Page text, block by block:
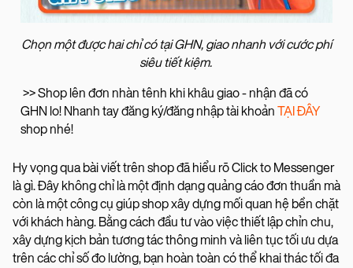
Chọn một được hai chỉ có tại GHN, giao nhanh với cước phí
siêu tiết kiệm.
>> Shop lên đơn nhàn tênh khi khâu giao - nhận đã có
GHN lo! Nhanh tay đăng ký/đăng nhập tài khoản TẠI ĐÂY
shop nhé!
Hy vọng qua bài viết trên shop đã hiểu rõ Click to Messenger
là gì. Đây không chỉ là một định dạng quảng cáo đơn thuần mà
còn là một công cụ giúp shop xây dựng mối quan hệ bền chặt
với khách hàng. Bằng cách đầu tư vào việc thiết lập chỉn chu,
xây dựng kịch bản tương tác thông minh và liên tục tối ưu dựa
trên các chỉ số đo lường, bạn hoàn toàn có thể khai thác tối đa